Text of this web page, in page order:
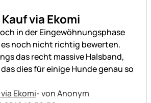
via Ekomi
in der Eingewöhnungsphase
noch nicht richtig bewerten.
das recht massive Halsband,
dies für einige Hunde genau so
Ekomi- von Anonym